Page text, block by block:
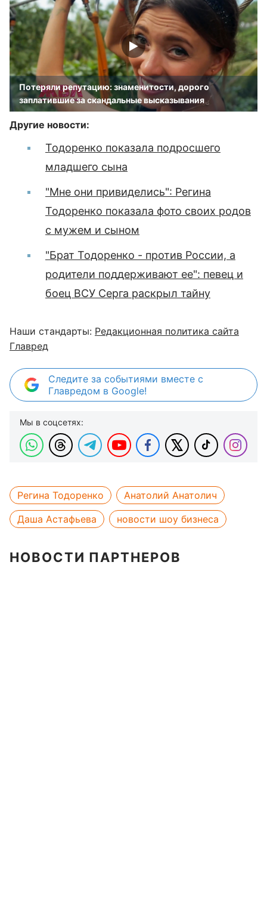
Потеряли репутацию: знаменитости, дорого
заплатившие за скандальные высказывания
Другие новости:
Тодоренко показала подросшего
младшего сына
"Мне они привиделись": Регина
Тодоренко показала фото своих родов
с мужем и сыном
"Брат Тодоренко - против России, а
родители поддерживают ее": певец и
боец ВСУ Серга раскрыл тайну
Наши стандарты: Редакционная политика сайта
Главред
Следите за событиями вместе с
Главредом в Google!
Мы в соцсетях:
Регина Тодоренко
Анатолий Анатолич
Даша Астафьева
новости шоу бизнеса
НОВОСТИ ПАРТНЕРОВ